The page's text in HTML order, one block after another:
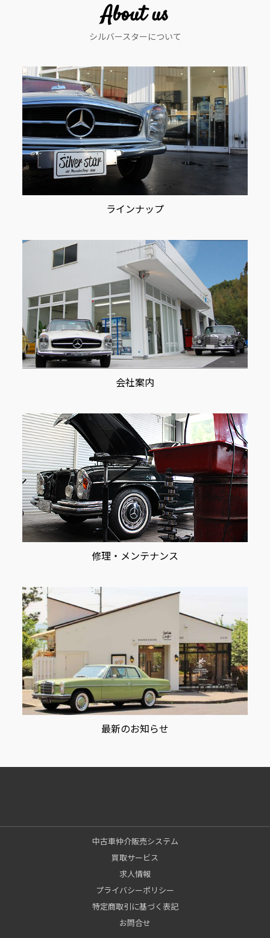
ン
About us
シルバースターについて
ラインナップ
会社案内
修理・メンテナンス
最新のお知らせ
中古車仲介販売システム
買取サービス
求人情報
プライバシーポリシー
特定商取引に基づく表記
お問合せ